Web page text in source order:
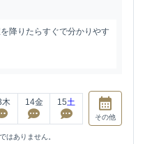
降りたらすぐで分かりやす
木 14金 15土
その他
はありません。